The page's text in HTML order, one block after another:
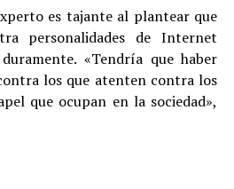
es tajante al plantear que
personalidades de Internet
«Tendría que haber
los que atenten contra los
que ocupan en la sociedad»,